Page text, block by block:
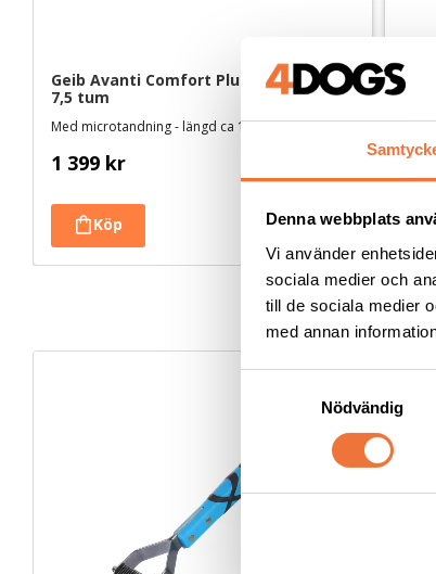
Denna webbplats
Vi använder
sociala medier och
till de sociala medier
med annan
t
y
Nödvändig
Geib Avanti Comfort Plus böjd sax -
7,5 tum
Med microtandning - längd ca 19 cm
1 399 kr
tum
Med
2